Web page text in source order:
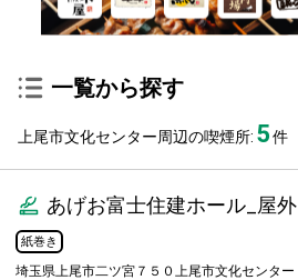
一覧から探す
上尾市文化センター周辺の喫煙所: 5件
あげお富士住建ホール_屋外
紙巻き
埼玉県上尾市二ツ宮７５０上尾市文化センター